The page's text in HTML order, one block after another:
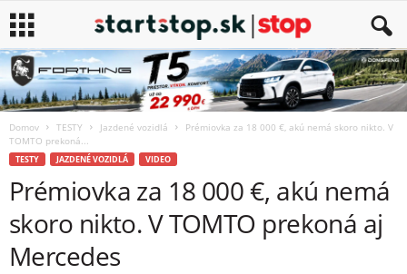
Domov TESTY Jazdené vozidlá
Prémiovka za 18 000 €, akú nemá skoro nikto. V
TOMTO prekoná...
TESTY JAZDENÉ VOZIDLÁ VIDEO
Prémiovka za 18 000 €, akú nemá
skoro nikto. V TOMTO prekoná aj
Mercedes